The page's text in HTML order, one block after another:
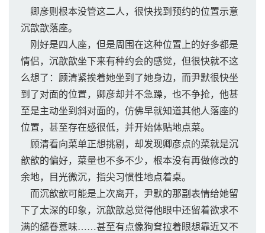
卿彦则根本没管这二人，很快找到预约的位置示意
沉歆歆落座。
刚好是四人座，但是周围在这种位置上的好多都是
情侣，沉歆歆坐下来有种约会的感觉，但很快就不这
么想了：顾清紧挨着她坐到了她身边，而尹默很快坐
到了对面的位置，卿彦却并不急躁，也不争抢，他甚
至是主动坐到斜对面的，仿佛早就知道其他人落座的
位置，甚至存在感很低，并开始体贴地点菜。
顾清看向菜单正想挑剔，却发现卿彦点的菜就是沉
歆歆的偏好，菜量也不多不少，根本没有再做修改的
余地，目光微沉，指尖习惯性地点着桌。
而沉歆歆可能是上次离开，尹默的那副表情给她留
下了太深的印象，沉歆歆总觉得他眼中还留着欲求不
满的缱眷意味……甚至有点像狗耷拉着眼想靠近又不